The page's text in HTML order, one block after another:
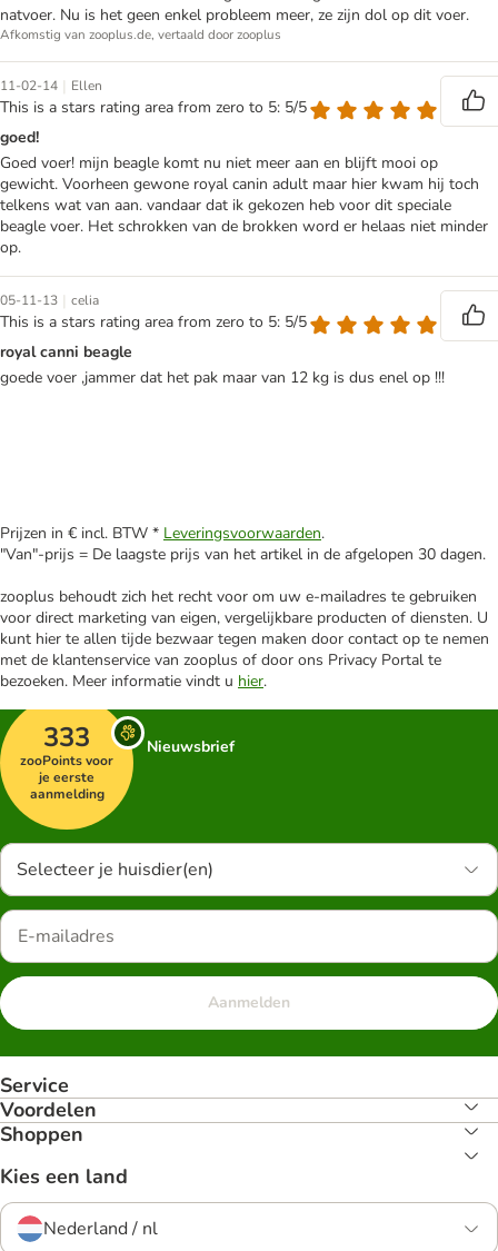
natvoer. Nu is het geen enkel probleem meer, ze zijn dol op dit voer.
Afkomstig van zooplus.de, vertaald door zooplus
11-02-14 | Ellen
This is a stars rating area from zero to 5: 5/5
goed!
Goed voer! mijn beagle komt nu niet meer aan en blijft mooi op
gewicht. Voorheen gewone royal canin adult maar hier kwam hij toch
telkens wat van aan. vandaar dat ik gekozen heb voor dit speciale
beagle voer. Het schrokken van de brokken word er helaas niet minder
op.
05-11-13 | celia
This is a stars rating area from zero to 5: 5/5
royal canni beagle
goede voer ,jammer dat het pak maar van 12 kg is dus enel op !!!
Prijzen in € incl. BTW * Leveringsvoorwaarden.
"Van"-prijs = De laagste prijs van het artikel in de afgelopen 30 dagen.
zooplus behoudt zich het recht voor om uw e-mailadres te gebruiken
voor direct marketing van eigen, vergelijkbare producten of diensten. U
kunt hier te allen tijde bezwaar tegen maken door contact op te nemen
met de klantenservice van zooplus of door ons Privacy Portal te
bezoeken. Meer informatie vindt u hier.
333
zooPoints voor
je eerste
aanmelding
Nieuwsbrief
Selecteer je huisdier(en)
Aanmelden
Service
Voordelen
Shoppen
Kies een land
Nederland / nl